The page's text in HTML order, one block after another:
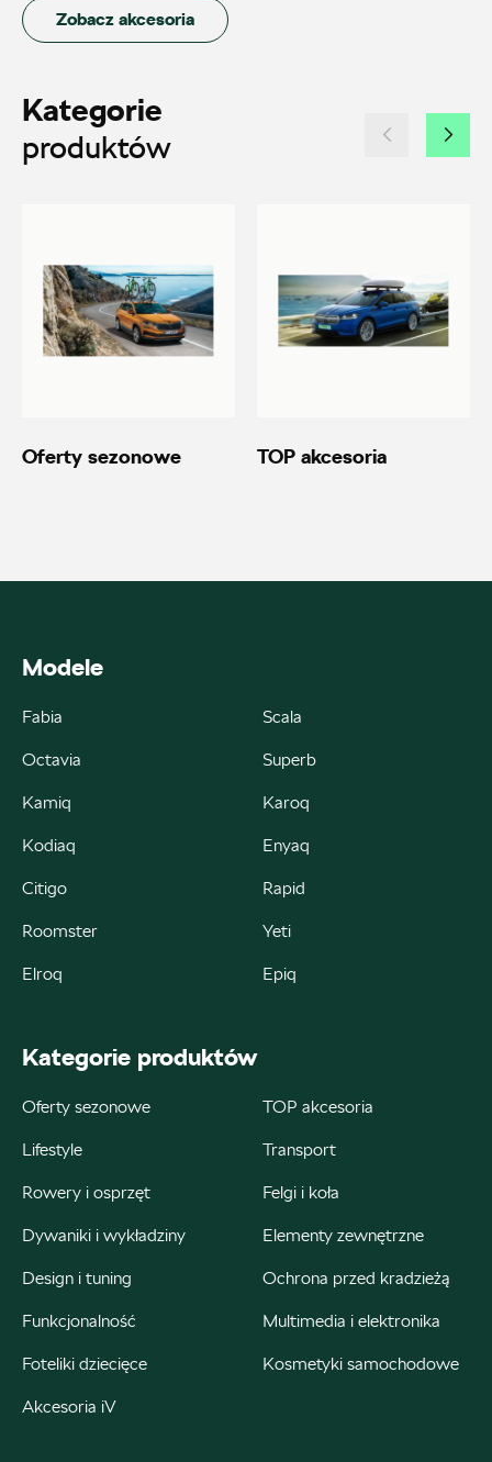
Zobacz akcesoria
Kategorie
produktów
Oferty sezonowe TOP akcesoria
ul. Brzezińska 17, Łódź
czesci.brzezinska@zimny.com.pl
ul. Gumniska 36a, Tarnów
+48 146 274 566
sklep@autobaczek.pl
Auto Forum 2
Auto Group Luzar
ul. Krakowska 33, Wieliczka
czesci.skoda@autoluzar.pl
+48 326 066 822
Auto Śliwka
Modele
Fabia Scala
Octavia Superb
Kamiq Karoq
Kodiaq Enyaq
Citigo Rapid
Roomster Yeti
Elroq Epiq
Kategorie produktów
Oferty sezonowe TOP akcesoria
Lifestyle Transport
Rowery i osprzęt Felgi i koła
Dywaniki i wykładziny Elementy zewnętrzne
Design i tuning Ochrona przed kradzieżą
Funkcjonalność Multimedia i elektronika
Foteliki dziecięce Kosmetyki samochodowe
Akcesoria iV